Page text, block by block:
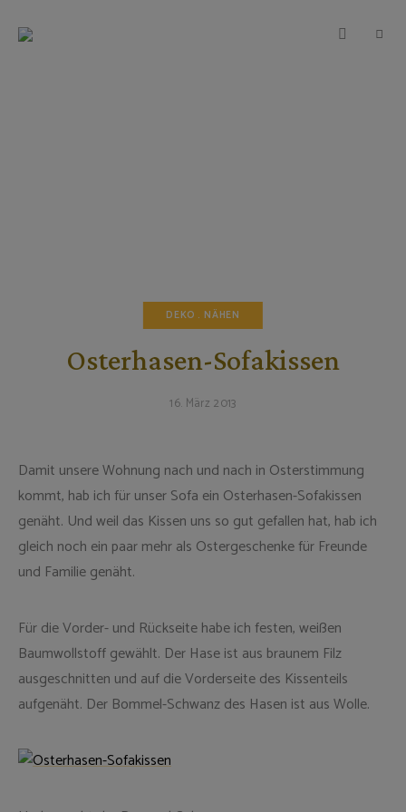
TEIGWUNDER
Backen
DEKO NÄHEN
Osterhasen-Sofakissen
16. März 2013
Damit unsere Wohnung nach und nach in Osterstimmung
kommt, hab ich für unser Sofa ein Osterhasen-Sofakissen
genäht. Und weil das Kissen uns so gut gefallen hat, hab ich
gleich noch ein paar mehr als Ostergeschenke für Freunde
und Familie genäht.
Für die Vorder- und Rückseite habe ich festen, weißen
Baumwollstoff gewählt. Der Hase ist aus braunem Filz
ausgeschnitten und auf die Vorderseite des Kissenteils
aufgenäht. Der Bommel-Schwanz des Hasen ist aus Wolle.